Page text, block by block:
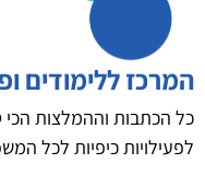
המרכז ללימודים
כל הכתבות וההמלצות הכי
לפעילויות כיפיות לכל